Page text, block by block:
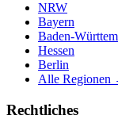
NRW
Bayern
Baden-
Hessen
Berlin
Alle Regionen
Rechtliches